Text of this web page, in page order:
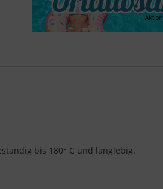
bis 180° C und langlebig.